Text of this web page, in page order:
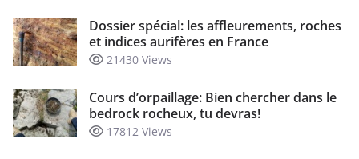
Dossier spécial: les affleurements, roches
et indices aurifères en France
21430 Views
Cours d’orpaillage: Bien chercher dans le
bedrock rocheux, tu devras!
17812 Views